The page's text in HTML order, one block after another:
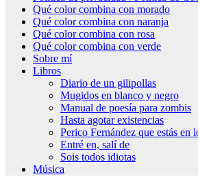
Qué color combina con morado
Qué color combina con naranja
Qué color combina con rosa
Qué color combina con verde
Sobre mí
Libros
Diario de un gilipollas
Mugidos en blanco y negro
Manual de poesía para zombis
Hasta agotar existencias
Perico Fernández que estás en
Entré en, salí de
Sois todos idiotas
Música